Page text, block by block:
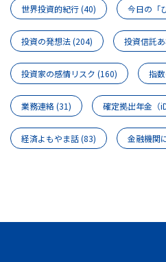
世界投資的紀行(40) 今日の「
投資の発想法(204) 投資信託
投資家の感情リスク (160) 指
業務連絡(31) 確定拠出年金（
経済よもやま話(83) 金融機関